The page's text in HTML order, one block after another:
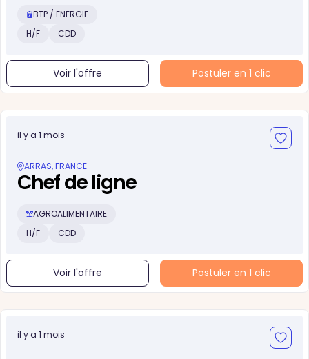
BTP / ENERGIE
H/F
CDD
Voir l'offre Postuler en 1 clic
il y a 1 mois
ARRAS, FRANCE
Chef de ligne
AGROALIMENTAIRE
H/F
CDD
Voir l'offre Postuler en 1 clic
il y a 1 mois